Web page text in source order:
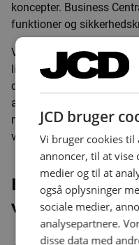
koncepter. Business
funktioner og
Virksomhedens valg af
ligeledes lavet som en
der opdateres i takt med,
add-ons i løsningen.
moderne ERP- og POS-
vedligeholdte.
Én samlet
valget af JCD
JCD bruger
Vi bruger cookies
annoncer, til at
medier og til at
også oplysninger
sociale medier,
analysepartnere.
disse data med